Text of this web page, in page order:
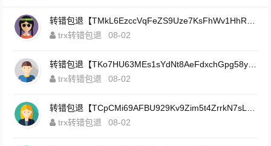
转错包退【TMkL6EzccVqFeZS9Uze7KsFhWv1HhRnnk2】客服TeleGram:【@TrxEm】
trx转错包退
08-02
转错包退【TKo7HU63MEs1sYdNt8AeFdxchGpg58y7pJ】客服TeleGram:【@TrxEm】
trx转错包退
08-02
转错包退【TCpCMi69AFBU929Kv9Zim5t4ZrrkN7sLmt】客服TeleGram:【@TrxEm】
trx转错包退
08-02